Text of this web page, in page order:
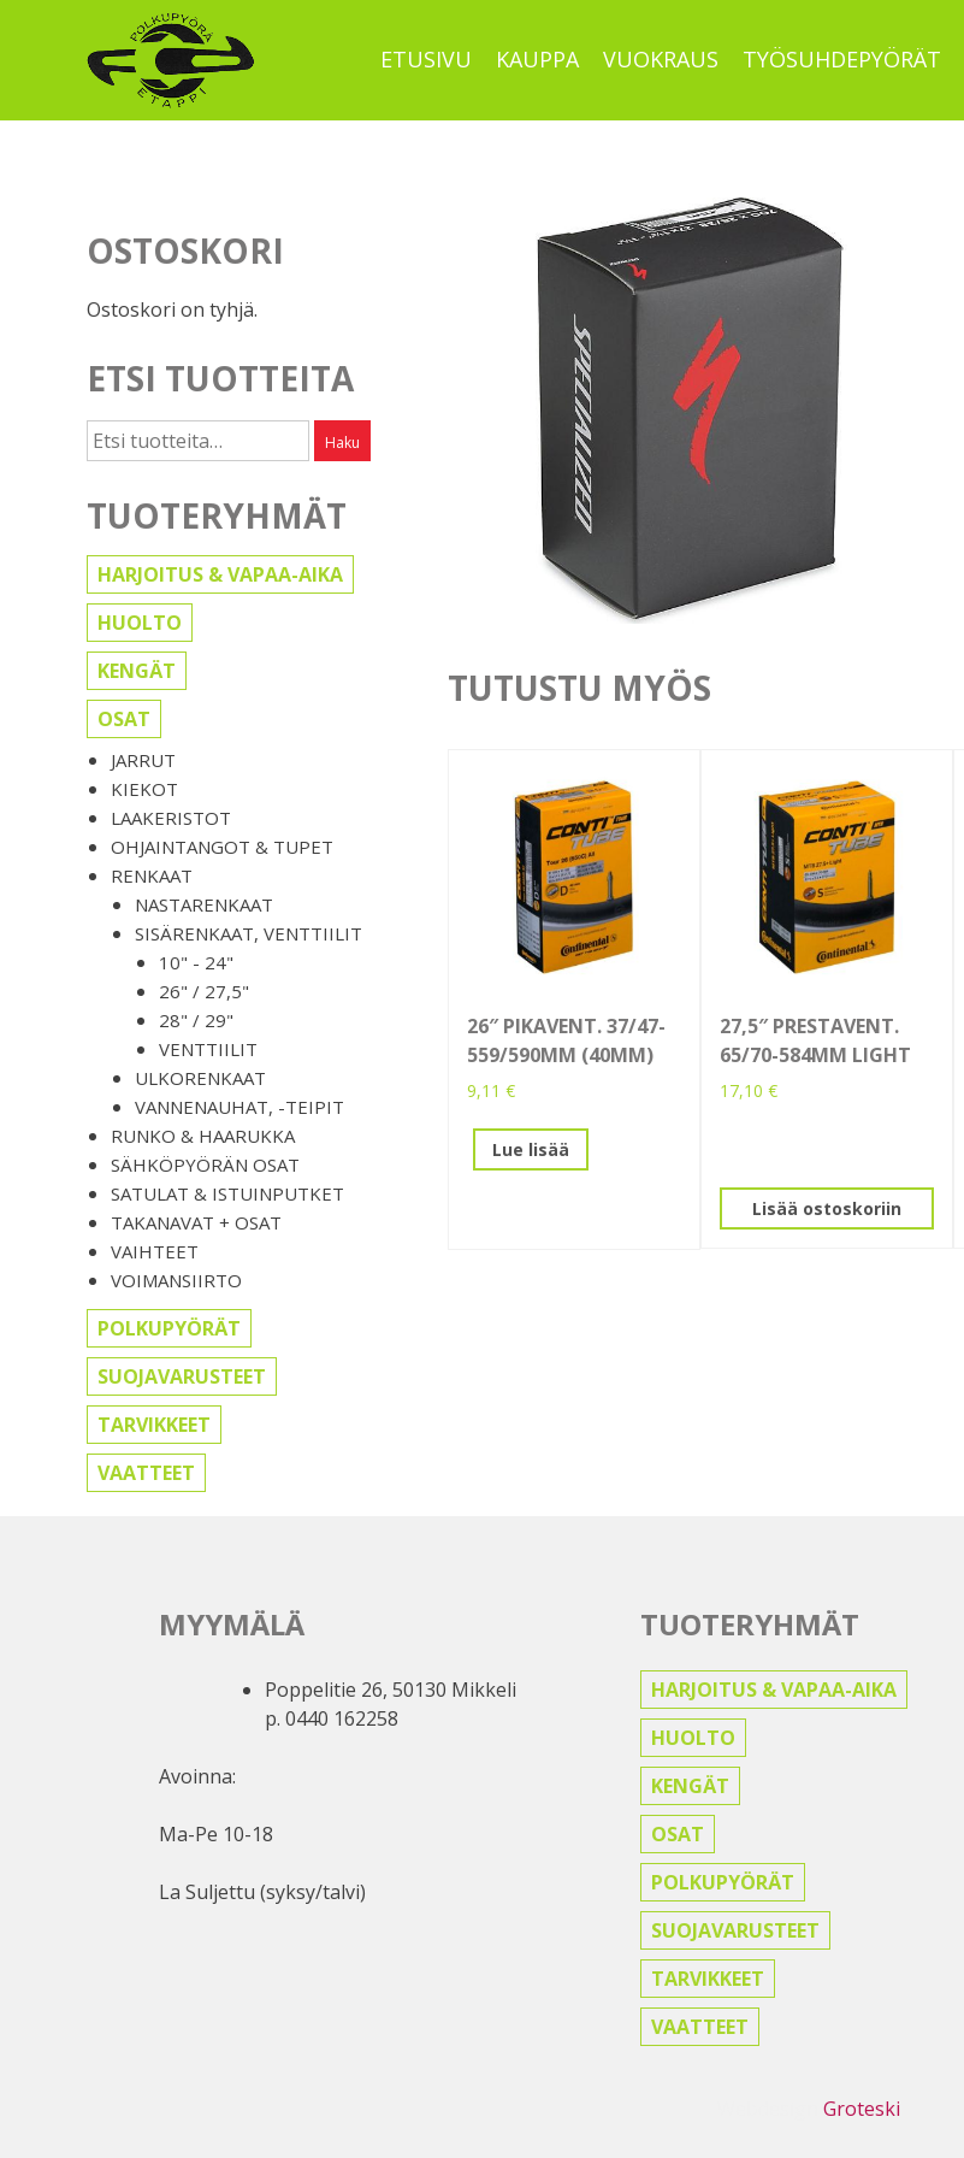
ETUSIVU KAUPPA VUOKRAUS TYÖSUHDEPYÖRÄT
OSTOSKORI
Ostoskori on tyhjä.
ETSI TUOTTEITA
Etsi: Haku
TUOTERYHMÄT
HARJOITUS & VAPAA-AIKA
HUOLTO
KENGÄT
OSAT
JARRUT
KIEKOT
LAAKERISTOT
OHJAINTANGOT & TUPET
RENKAAT
NASTARENKAAT
SISÄRENKAAT, VENTTIILIT
10" - 24"
26" / 27,5"
28" / 29"
VENTTIILIT
ULKORENKAAT
VANNENAUHAT, -TEIPIT
RUNKO & HAARUKKA
SÄHKÖPYÖRÄN OSAT
SATULAT & ISTUINPUTKET
TAKANAVAT + OSAT
VAIHTEET
VOIMANSIIRTO
POLKUPYÖRÄT
SUOJAVARUSTEET
TARVIKKEET
VAATTEET
TUTUSTU MYÖS
26″ PIKAVENT. 37/47-
559/590MM (40MM)
9,11 €
Lue lisää
27,5″ PRESTAVENT.
65/70-584MM LIGHT
17,10 €
Lisää ostoskoriin
MYYMÄLÄ
Poppelitie 26, 50130 Mikkeli
p. 0440 162258
Avoinna:
Ma-Pe 10-18
La Suljettu (syksy/talvi)
TUOTERYHMÄT
HARJOITUS & VAPAA-AIKA
HUOLTO
KENGÄT
OSAT
POLKUPYÖRÄT
SUOJAVARUSTEET
TARVIKKEET
VAATTEET
Groteski